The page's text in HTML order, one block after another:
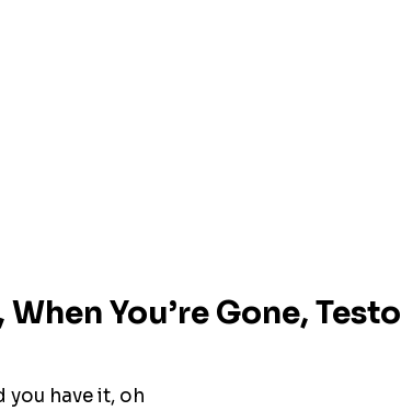
You’re Gone, Testo
you have it, oh